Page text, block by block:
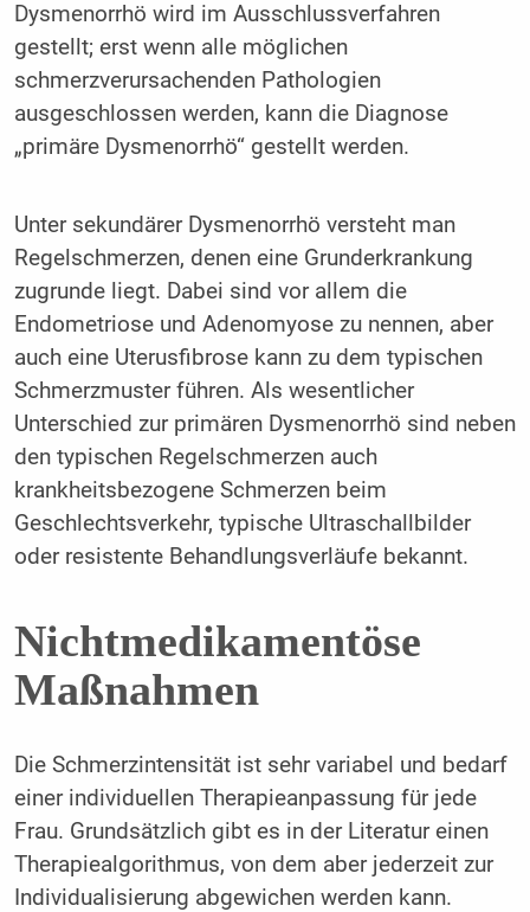
Dysmenorrhö wird im Ausschlussverfahren
gestellt; erst wenn alle möglichen
schmerzverursachenden Pathologien
ausgeschlossen werden, kann die Diagnose
„primäre Dysmenorrhö“ gestellt werden.
Unter sekundärer Dysmenorrhö versteht man
Regelschmerzen, denen eine Grunderkrankung
zugrunde liegt. Dabei sind vor allem die
Endometriose und Adenomyose zu nennen, aber
auch eine Uterusfibrose kann zu dem typischen
Schmerzmuster führen. Als wesentlicher
Unterschied zur primären Dysmenorrhö sind neben
den typischen Regelschmerzen auch
krankheitsbezogene Schmerzen beim
Geschlechtsverkehr, typische Ultraschallbilder
oder resistente Behandlungsverläufe bekannt.
Nichtmedikamentöse
Maßnahmen
Die Schmerzintensität ist sehr variabel und bedarf
einer individuellen Therapieanpassung für jede
Frau. Grundsätzlich gibt es in der Literatur einen
Therapiealgorithmus, von dem aber jederzeit zur
Individualisierung abgewichen werden kann.